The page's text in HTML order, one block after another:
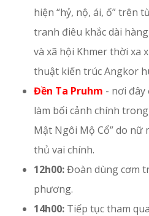
hiện “hỷ, nộ, ái, ố” trên
tranh điêu khắc dài
và xã hội Khmer thời xa
thuật kiến trúc Angkor
Đền Ta Pruhm - nơi đây
làm bối cảnh chính
Mật Ngôi Mộ Cổ” do nữ
thủ vai chính.
12h00:Đoàn dùng cơm
phương.
14h00: Tiếp tục tham